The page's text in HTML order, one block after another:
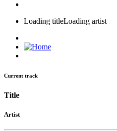
Loading titleLoading artist
Current track
Title
Artist